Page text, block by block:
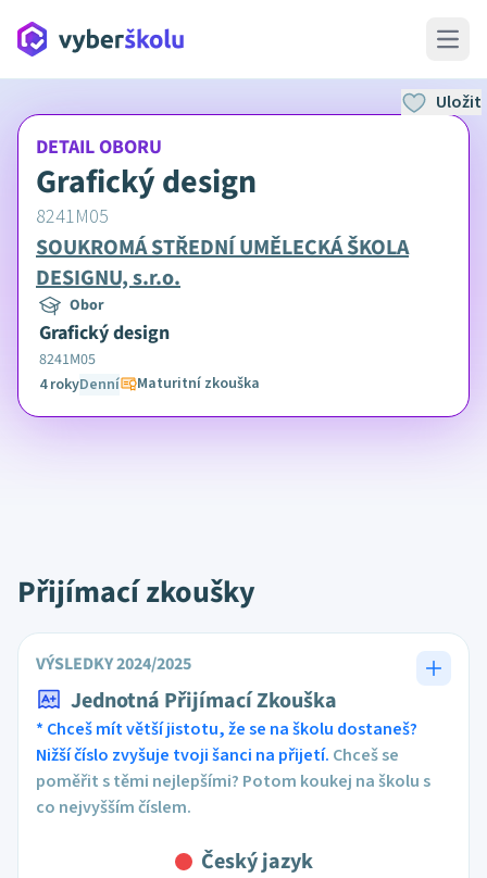
Open
DETAIL OBORU
Grafický design
8241M05
SOUKROMÁ STŘEDNÍ UMĚLECKÁ ŠKOLA
DESIGNU, s.r.o.
Obor
Grafický design
8241M05
4 rokyDenní Maturitní zkouška
Uložit
Přijímací zkoušky
VÝSLEDKY 2024/2025
Jednotná Přijímací Zkouška
* Chceš mít větší jistotu, že se na školu dostaneš?
Nižší číslo zvyšuje tvoji šanci na přijetí. Chceš se
poměřit s těmi nejlepšími? Potom koukej na školu s
co nejvyšším číslem.
Český jazyk